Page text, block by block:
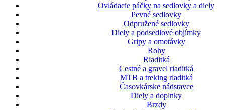
Ovládacie páčky na sedlovky a diely
Pevné sedlovky
Odpružené sedlovky
Diely a podsedlové objímky
Gripy a omotávky
Rohy
Riaditká
Cestné a gravel riaditká
MTB a treking riaditká
Časovkárske nádstavce
Diely a doplnky
Brzdy